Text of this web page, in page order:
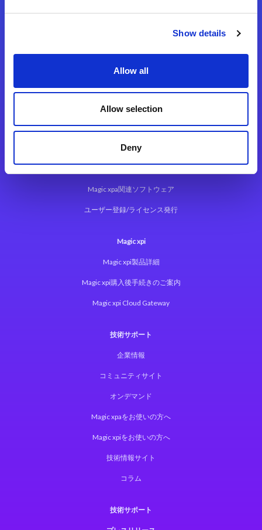
Show details
Allow all
Allow selection
Deny
Magic xpa
Magic xpa製品詳細
Magic xpa体験版
Magic xpa関連ソフトウェア
ユーザー登録/ライセンス発行
Magic xpi
Magic xpi製品詳細
Magic xpi購入後手続きのご案内
Magic xpi Cloud Gateway
技術サポート
企業情報
コミュニティサイト
オンデマンド
Magic xpaをお使いの方へ
Magic xpiをお使いの方へ
技術情報サイト
コラム
技術サポート